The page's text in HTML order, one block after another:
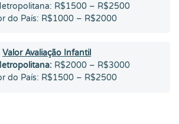
R$1500 – R$2500
do País: R$1000 – R$2000
Valor Avaliação Infantil
R$2000 – R$3000
do País: R$1500 – R$2500